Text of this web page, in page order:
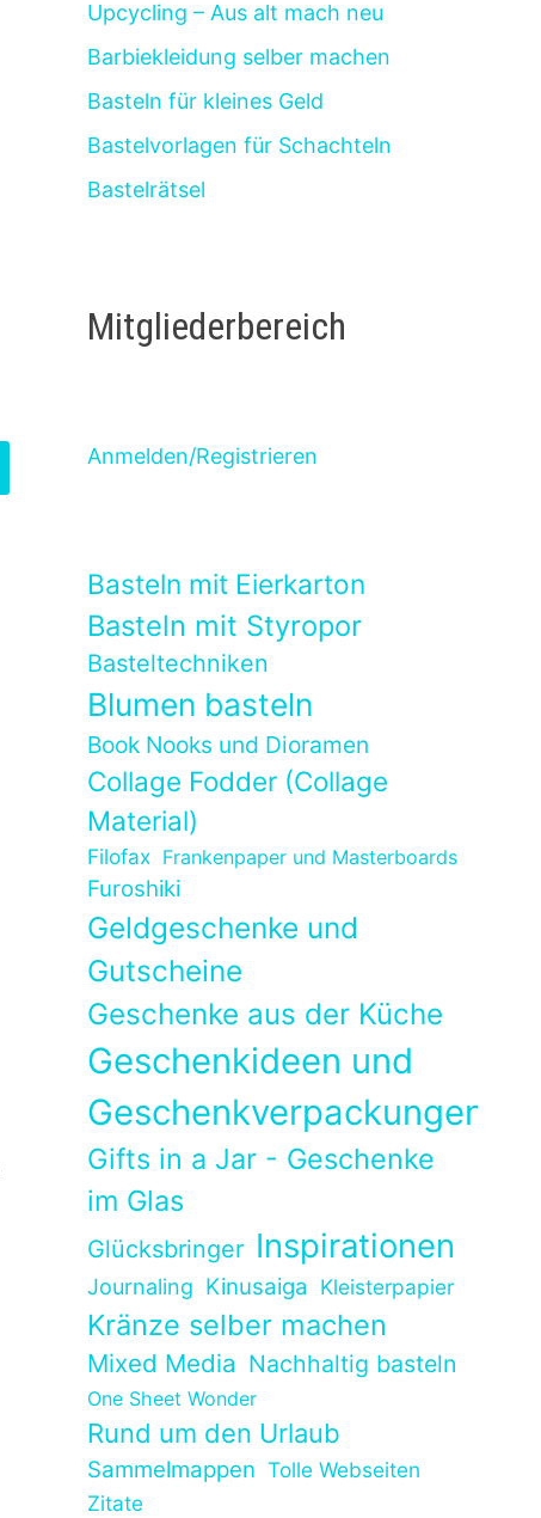
Upcycling – Aus alt mach neu
Barbiekleidung selber machen
Basteln für kleines Geld
Bastelvorlagen für Schachteln
Bastelrätsel
Mitgliederbereich
Anmelden/Registrieren
Basteln mit Eierkarton
Basteln mit Styropor
Basteltechniken
Blumen basteln
Book Nooks und Dioramen
Collage Fodder (Collage
Material)
Filofax Frankenpaper und Masterboards
Furoshiki
Geldgeschenke und
Gutscheine
Geschenke aus der Küche
Geschenkideen und
Geschenkverpackungen
Gifts in a Jar - Geschenke
im Glas
Glücksbringer Inspirationen
Journaling Kinusaiga Kleisterpapier
Kränze selber machen
Mixed Media Nachhaltig basteln
One Sheet Wonder
Rund um den Urlaub
Sammelmappen Tolle Webseiten
Zitate